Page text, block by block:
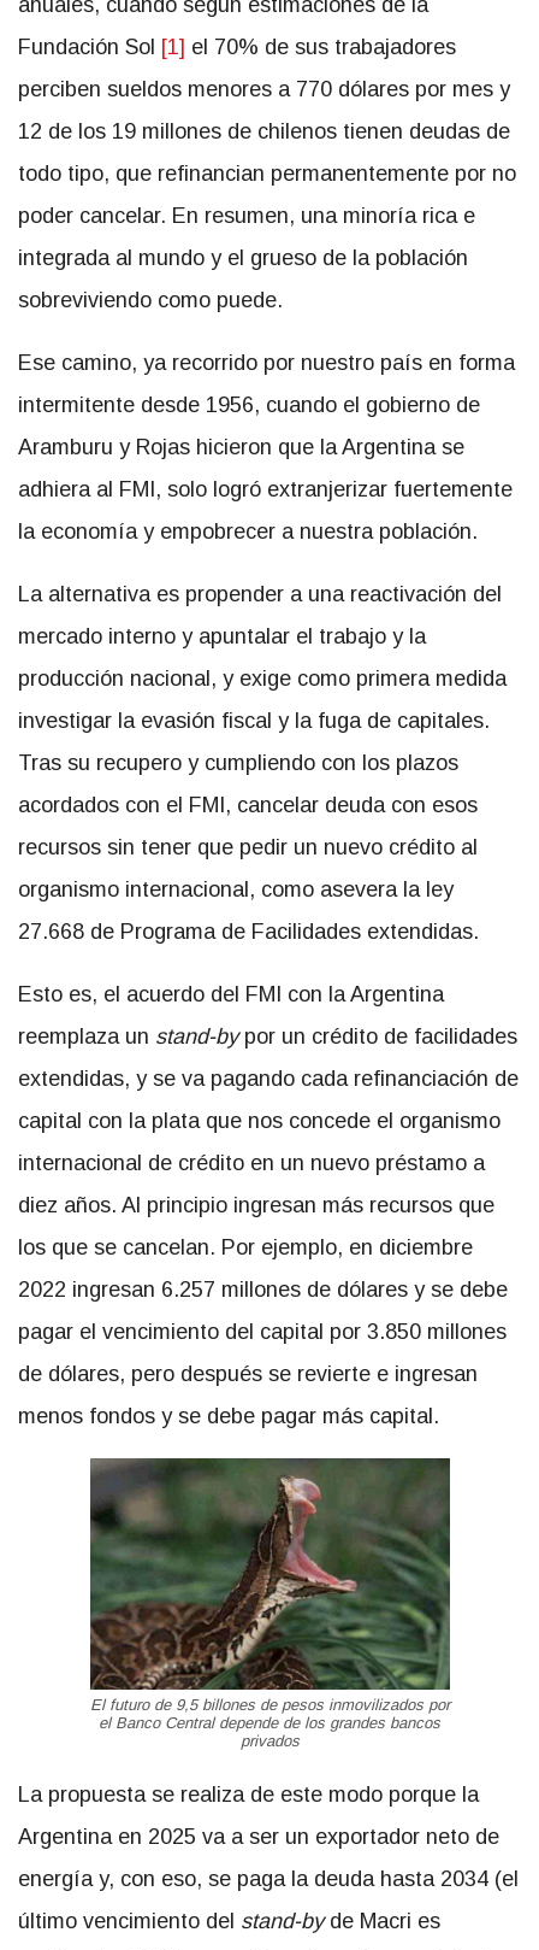
anuales, cuando según estimaciones de la
Fundación Sol [1] el 70% de sus trabajadores
perciben sueldos menores a 770 dólares por mes y
12 de los 19 millones de chilenos tienen deudas de
todo tipo, que refinancian permanentemente por no
poder cancelar. En resumen, una minoría rica e
integrada al mundo y el grueso de la población
sobreviviendo como puede.
Ese camino, ya recorrido por nuestro país en forma
intermitente desde 1956, cuando el gobierno de
Aramburu y Rojas hicieron que la Argentina se
adhiera al FMI, solo logró extranjerizar fuertemente
la economía y empobrecer a nuestra población.
La alternativa es propender a una reactivación del
mercado interno y apuntalar el trabajo y la
producción nacional, y exige como primera medida
investigar la evasión fiscal y la fuga de capitales.
Tras su recupero y cumpliendo con los plazos
acordados con el FMI, cancelar deuda con esos
recursos sin tener que pedir un nuevo crédito al
organismo internacional, como asevera la ley
27.668 de Programa de Facilidades extendidas.
Esto es, el acuerdo del FMI con la Argentina
reemplaza un stand-bypor un crédito de facilidades
extendidas, y se va pagando cada refinanciación de
capital con la plata que nos concede el organismo
internacional de crédito en un nuevo préstamo a
diez años. Al principio ingresan más recursos que
los que se cancelan. Por ejemplo, en diciembre
2022 ingresan 6.257 millones de dólares y se debe
pagar el vencimiento del capital por 3.850 millones
de dólares, pero después se revierte e ingresan
menos fondos y se debe pagar más capital.
El futuro de 9,5 billones de pesos inmovilizados por
el Banco Central depende de los grandes bancos
privados
La propuesta se realiza de este modo porque la
Argentina en 2025 va a ser un exportador neto de
energía y, con eso, se paga la deuda hasta 2034 (el
último vencimiento del stand-byde Macri es